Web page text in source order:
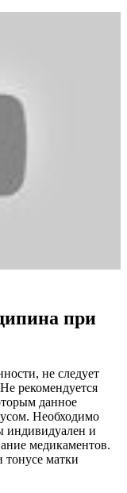
при
не следует
рекомендуется
данное
Необходимо
индивидуален и
медикаментов.
матки